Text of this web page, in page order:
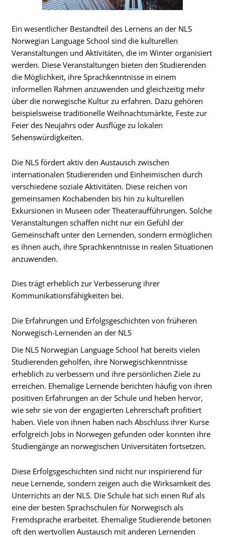
Ein wesentlicher Bestandteil des Lernens an der NLS
Norwegian Language School sind die kulturellen
Veranstaltungen und Aktivitäten, die im Winter organisiert
werden. Diese Veranstaltungen bieten den Studierenden
die Möglichkeit, ihre Sprachkenntnisse in einem
informellen Rahmen anzuwenden und gleichzeitig mehr
über die norwegische Kultur zu erfahren. Dazu gehören
beispielsweise traditionelle Weihnachtsmärkte, Feste zur
Feier des Neujahrs oder Ausflüge zu lokalen
Sehenswürdigkeiten.
Die NLS fördert aktiv den Austausch zwischen
internationalen Studierenden und Einheimischen durch
verschiedene soziale Aktivitäten. Diese reichen von
gemeinsamen Kochabenden bis hin zu kulturellen
Exkursionen in Museen oder Theateraufführungen. Solche
Veranstaltungen schaffen nicht nur ein Gefühl der
Gemeinschaft unter den Lernenden, sondern ermöglichen
es ihnen auch, ihre Sprachkenntnisse in realen Situationen
anzuwenden.
Dies trägt erheblich zur Verbesserung ihrer
Kommunikationsfähigkeiten bei.
Die Erfahrungen und Erfolgsgeschichten von früheren
Norwegisch-Lernenden an der NLS
Die NLS Norwegian Language School hat bereits vielen
Studierenden geholfen, ihre Norwegischkenntnisse
erheblich zu verbessern und ihre persönlichen Ziele zu
erreichen. Ehemalige Lernende berichten häufig von ihren
positiven Erfahrungen an der Schule und heben hervor,
wie sehr sie von der engagierten Lehrerschaft profitiert
haben. Viele von ihnen haben nach Abschluss ihrer Kurse
erfolgreich Jobs in Norwegen gefunden oder konnten ihre
Studiengänge an norwegischen Universitäten fortsetzen.
Diese Erfolgsgeschichten sind nicht nur inspirierend für
neue Lernende, sondern zeigen auch die Wirksamkeit des
Unterrichts an der NLS. Die Schule hat sich einen Ruf als
eine der besten Sprachschulen für Norwegisch als
Fremdsprache erarbeitet. Ehemalige Studierende betonen
oft den wertvollen Austausch mit anderen Lernenden